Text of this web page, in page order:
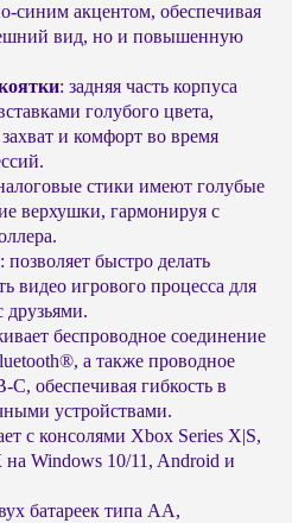
синим акцентом, обеспечивая
вид, но и повышенную
: задняя часть корпуса
голубого цвета,
и комфорт во время
стики имеют голубые
верхушки, гармонируя с
: позволяет быстро делать
видео игрового процесса для
беспроводное соединение
а также проводное
обеспечивая гибкость в
устройствами.
с консолями Xbox Series X|S,
Windows 10/11, Android и
батареек типа AA,
защищены